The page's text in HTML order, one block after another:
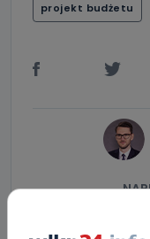
projekt budżetu